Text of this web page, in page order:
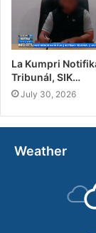
La Kumpri
Tribunál, SIK…
July 30, 2026
Weather